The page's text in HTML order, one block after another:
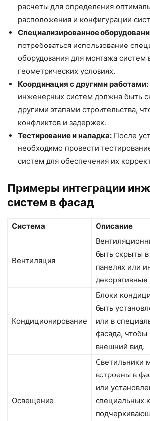
расчеты для определения
расположения и конфигурации
Специализированное
потребоваться использование
оборудования для монтажа систем
геометрических условиях.
Координация с другими работами:
инженерных систем должна быть
другими этапами строительства,
конфликтов и задержек.
Тестирование и наладка: После
необходимо провести
систем для обеспечения их
Примеры интеграции
систем в фасад
Система Описание
Вентиляция
быть скрыты
панелях или
Кондиционирование
Блоки
быть
или в
фасада, чтобы
внешний вид.
Освещение
Светильники
встроены в
или
специальных